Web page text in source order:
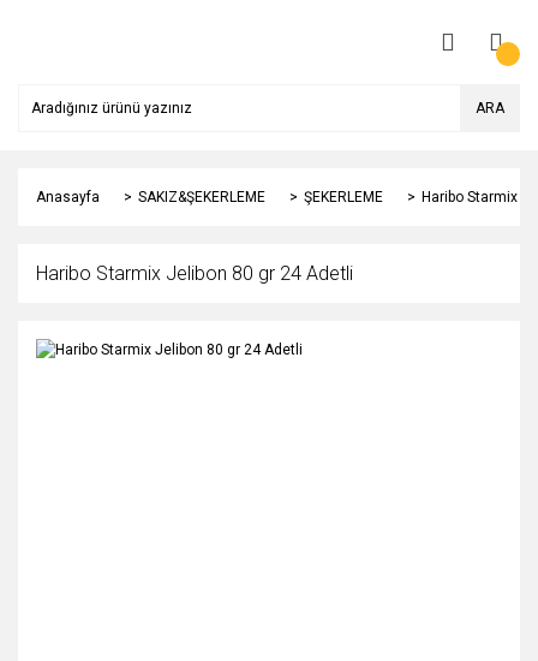
ARA
Anasayfa SAKIZ&ŞEKERLEME ŞEKERLEME Haribo Starmix
Haribo Starmix Jelibon 80 gr 24 Adetli